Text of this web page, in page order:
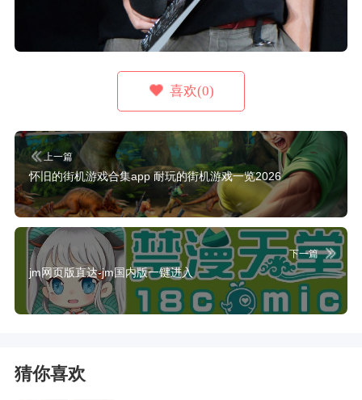
喜欢(0)
上一篇
怀旧的街机游戏合集app 耐玩的街机游戏一览2026
下一篇
jm网页版直达-jm国内版一键进入
猜你喜欢